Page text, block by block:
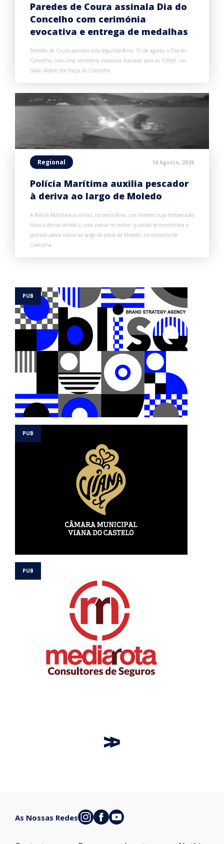
Paredes de Coura assinala Dia do
Concelho com cerimónia
evocativa e entrega de medalhas
Paredes de Coura assinala esta segunda-feira, 10 de agosto, o Dia do
Concelho, com uma cerimónia evocativa marcada para as 15h00, no
Salão Nobre dos Paços do Concelho.
Regional 10 Agosto, 2026
Polícia Marítima auxilia pescador
à deriva ao largo de Moledo
A Polícia Marítima auxiliou, na sexta-feira, um homem cuja embarcação
ficou à deriva devido a uma avaria no motor, quando se encontrava a
praticar pesca lúdica ao largo da praia de Moledo, no concelho de
Caminha.
As Nossas Redes